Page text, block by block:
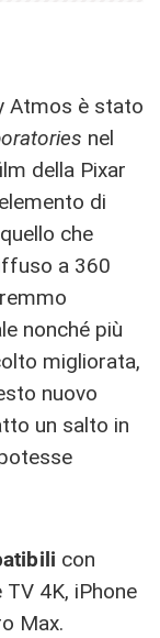
Atmos è stato
nel
della Pixar
di
che
a 360
nonché più
migliorata,
nuovo
un salto in
con
4K, iPhone
Max.